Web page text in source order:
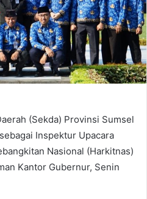
(Sekda) Provinsi Sumsel
Inspektur Upacara
Nasional (Harkitnas)
Kantor Gubernur, Senin